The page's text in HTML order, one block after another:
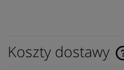
Koszty dostawy
Cena nie zawiera